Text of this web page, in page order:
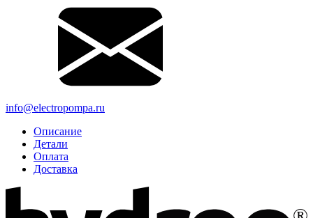
info@electropompa.ru
Описание
Детали
Оплата
Доставка